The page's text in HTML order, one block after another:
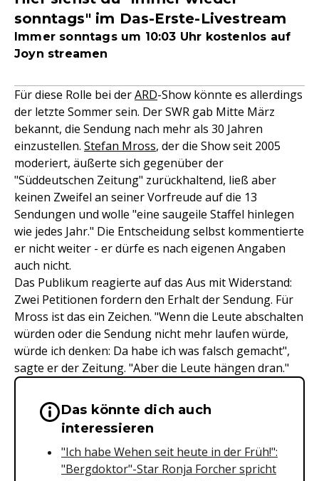
sonntags" im Das-Erste-Livestream
Immer sonntags um 10:03 Uhr kostenlos auf
Joyn streamen
Für diese Rolle bei derARD-Show könnte es allerdings
der letzte Sommer sein. Der SWR gab Mitte März
bekannt, die Sendung nach mehr als 30 Jahren
einzustellen. Stefan Mross, der die Show seit 2005
moderiert, äußerte sich gegenüber der
"Süddeutschen Zeitung" zurückhaltend, ließ aber
keinen Zweifel an seiner Vorfreude auf die 13
Sendungen und wolle "eine saugeile Staffel hinlegen
wie jedes Jahr." Die Entscheidung selbst kommentierte
er nicht weiter - er dürfe es nach eigenen Angaben
auch nicht.
Das Publikum reagierte auf das Aus mit Widerstand:
Zwei Petitionen fordern den Erhalt der Sendung. Für
Mross ist das ein Zeichen. "Wenn die Leute abschalten
würden oder die Sendung nicht mehr laufen würde,
würde ich denken: Da habe ich was falsch gemacht",
sagte er der Zeitung. "Aber die Leute hängen dran."
Wichtige Hinweise &
Das könnte dich auch
interessieren
"Ich habe Wehen seit heute in der Früh!":
"Bergdoktor"-Star Ronja Forcher spricht